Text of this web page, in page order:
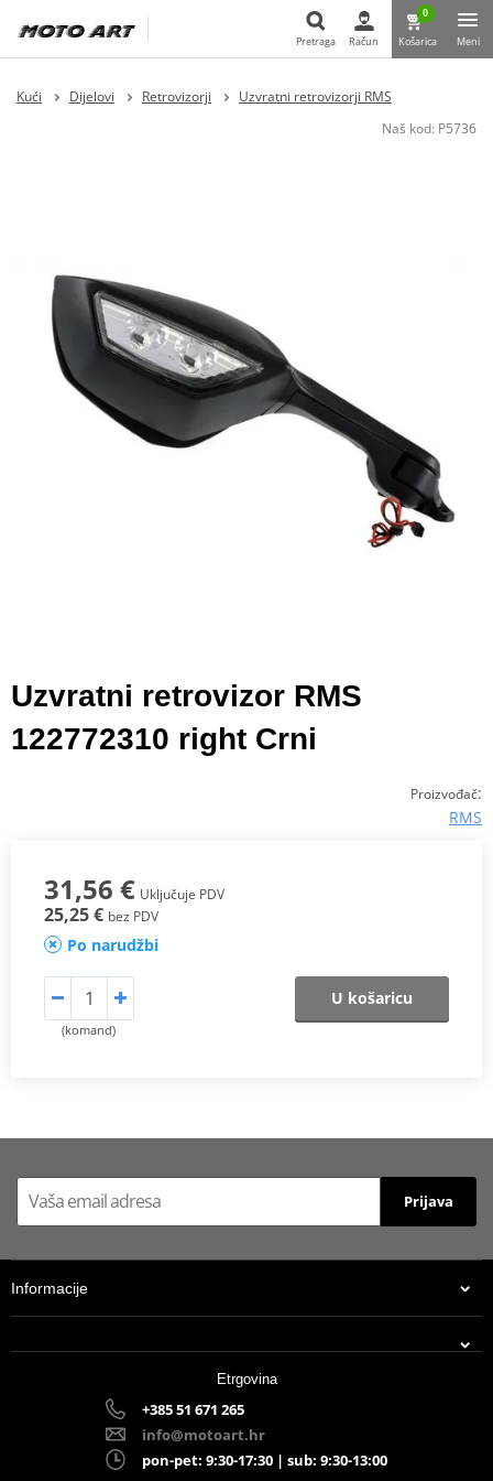
Pretraga Račun
0
Košarica Meni
Kući Dijelovi Retrovizorji
Uzvratni retrovizorji RMS
Naš kod: P5736
Uzvratni retrovizor RMS
122772310 right Crni
Proizvođač:
RMS
31,56 € Uključuje PDV
25,25 € bez PDV
Po narudžbi
(komand)
U košaricu
Prijava
Informacije
Etrgovina
+385 51 671 265
info@motoart.hr
pon-pet: 9:30-17:30 | sub: 9:30-13:00